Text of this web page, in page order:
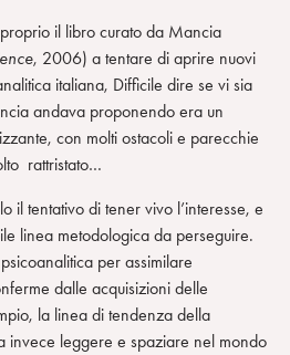
il libro curato da Mancia
, 2006) a tentare di aprire nuovi
italiana, Difficile dire se vi sia
andava proponendo era un
con molti ostacoli e parecchie
rattristato…
il tentativo di tener vivo l’interesse, e
linea metodologica da perseguire.
per assimilare
dalle acquisizioni delle
la linea di tendenza della
invece leggere e spaziare nel mondo